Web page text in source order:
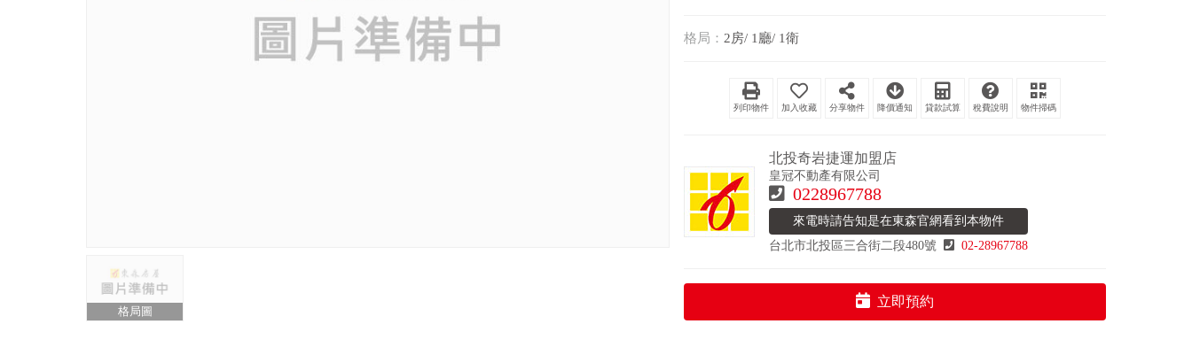
格局圖
格局： 2房/ 1廳/ 1衛
列印物件 分享物件 降價通知 貸款試算 稅費說明 物件掃碼
北投奇岩捷運加盟店
皇冠不動產有限公司
0228967788
來電時請告知是在東森官網看到本物件
台北市北投區三合街二段480號
02-28967788
立即預約